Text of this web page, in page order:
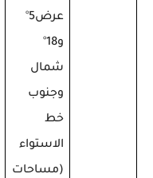
عرض5 °
و18
°
شمال
وجنوب
خط
الاستواء
(مساحات